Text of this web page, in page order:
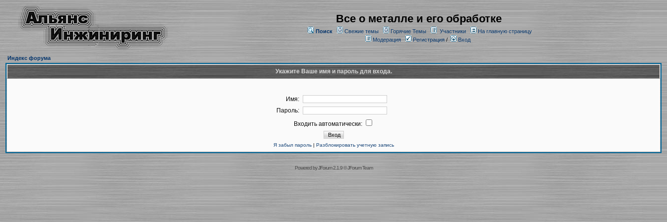
Все о металле и его обработке
Поиск Свежие темы Горячие Темы Участники
На главную страницу
Модерация
Регистрация/ Вход
Индекс форума
Укажите Ваше имя и пароль для входа.
Имя:
Пароль:
Входить автоматически:
Я забыл пароль| Разблокировать учетную запись
Powered byJForum 2.1.9©JForum Team